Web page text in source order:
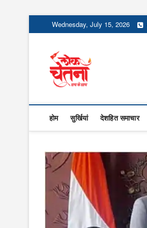
to
Wednesday, July 15, 2026
होम सुर्खियां देशहित समाचार